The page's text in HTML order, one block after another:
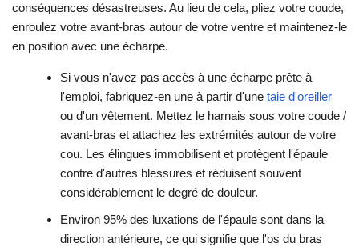
conséquences désastreuses. Au lieu de cela, pliez votre coude,
enroulez votre avant-bras autour de votre ventre et maintenez-le
en position avec une écharpe.
Si vous n'avez pas accès à une écharpe prête à
l'emploi, fabriquez-en une à partir d'une taie d'oreiller
ou d'un vêtement. Mettez le harnais sous votre coude /
avant-bras et attachez les extrémités autour de votre
cou. Les élingues immobilisent et protègent l'épaule
contre d'autres blessures et réduisent souvent
considérablement le degré de douleur.
Environ 95% des luxations de l'épaule sont dans la
direction antérieure, ce qui signifie que l'os du bras